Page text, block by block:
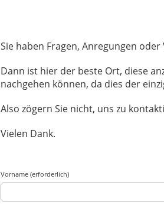
Sie haben Fragen, Anregungen
Dann ist hier der beste Ort, diese
nachgehen können, da dies der
Also zögern Sie nicht, uns zu
Vielen Dank.
Vorname (erforderlich)